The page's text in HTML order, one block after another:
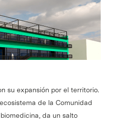
su expansión por el territorio.
de la Comunidad
da un salto